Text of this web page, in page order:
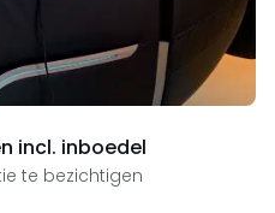
incl. inboedel
te bezichtigen